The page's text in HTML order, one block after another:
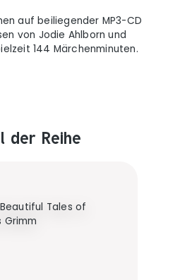
auf beiliegender MP3-CD
von Jodie Ahlborn und
144 Märchenminuten.
der Reihe